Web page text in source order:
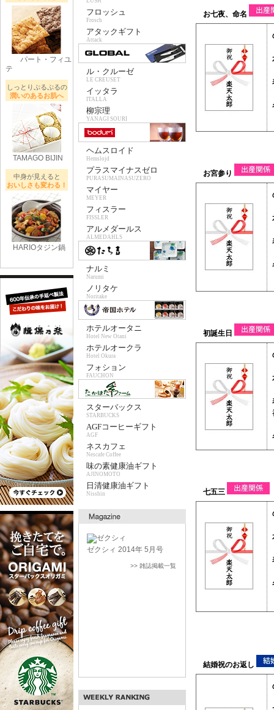
パート・フィユ
テ
しっとりぷるぷるの
潤いのあるお肌へ
TAMAGO BIJIN
中身が見えると
おいしさも変わる！
HARIOタジン鍋
フロッシュ
Frosch
アタックギフト
Attack
ル・クルーゼ
LE CREUSET
イッタラ
ITALLA
柳宗理
YANAGI SOURI
ヘムスロイド
Hemslojd
プラスマイナスゼロ
PURASUMAINASUZERO
マイヤー
MEYER
フィスラー
FISSLER
アルメダールス
ALMEDAHLS
ナルミ
Narumi
ノリタケ
Noritake
ホテルオータニ
Hotel New Otani
ホテルオークラ
Hotel Okura
フォション
FAUCHON
スターバックス
STARBUCKS
AGFコーヒーギフト
AGF
ネスカフェ
Nescafe Coffee
味の素健康油ギフト
AJINOMOTO
日清健康油ギフト
Nisshin
ゼクシィ 2014年 5月号
>> 雑誌掲載一覧